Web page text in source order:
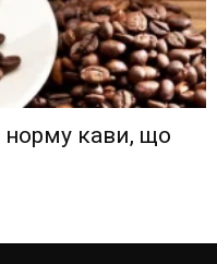
норму кави, що